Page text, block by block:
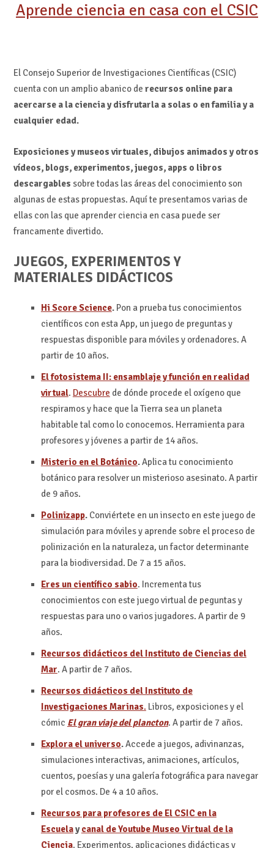
Aprende ciencia en casa con el CSIC
El Consejo Superior de Investigaciones Científicas (CSIC)
cuenta con un amplio abanico de recursos online para
acercarse a la ciencia y disfrutarla a solas o en familia y a
cualquier edad.
Exposiciones y museos virtuales, dibujos animados y otros
vídeos, blogs, experimentos, juegos, apps o libros
descargables sobre todas las áreas del conocimiento son
algunas de estas propuestas. Aquí te presentamos varias de
ellas con las que aprender ciencia en casa puede ser
francamente divertido.
JUEGOS, EXPERIMENTOS Y
MATERIALES DIDÁCTICOS
Hi Score Science.Pon a prueba tus conocimientos
científicos con esta App, un juego de preguntas y
respuestas disponible para móviles y ordenadores. A
partir de 10 años.
El fotosistema II: ensamblaje y función en realidad
virtual. Descubre de dónde procede el oxígeno que
respiramos y hace que la Tierra sea un planeta
habitable tal como lo conocemos. Herramienta para
profesores y jóvenes a partir de 14 años.
Misterio en el Botánico.Aplica tu conocimiento
botánico para resolver un misterioso asesinato. A partir
de 9 años.
Polinizapp. Conviértete en un insecto en este juego de
simulación para móviles y aprende sobre el proceso de
polinización en la naturaleza, un factor determinante
para la biodiversidad. De 7 a 15 años.
Eres un científico sabio. Incrementa tus
conocimientos con este juego virtual de peguntas y
respuestas para uno o varios jugadores. A partir de 9
años.
Recursos didácticos del Instituto de Ciencias del
Mar. A partir de 7 años.
Recursos didácticos del Instituto de
Investigaciones Marinas. Libros, exposiciones y el
cómic El gran viaje del plancton. A partir de 7 años.
Explora el universo.Accede a juegos, adivinanzas,
simulaciones interactivas, animaciones, artículos,
cuentos, poesías y una galería fotográfica para navegar
por el cosmos. De 4 a 10 años.
Recursos para profesores de El CSIC en la
Escuelay canal de Youtube Museo Virtual de la
Ciencia. Experimentos, aplicaciones didácticas y